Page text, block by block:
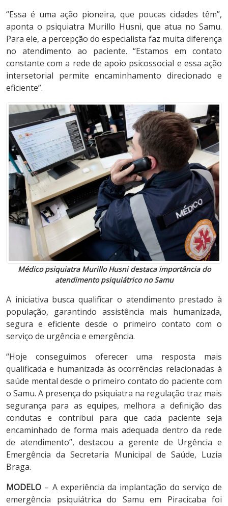
“Essa é uma ação pioneira, que poucas cidades têm”,
aponta o psiquiatra Murillo Husni, que atua no Samu.
Para ele, a percepção do especialista faz muita diferença
no atendimento ao paciente. “Estamos em contato
constante com a rede de apoio psicossocial e essa ação
intersetorial permite encaminhamento direcionado e
eficiente”.
Médico psiquiatra Murillo Husni destaca importância do
atendimento psiquiátrico no Samu
A iniciativa busca qualificar o atendimento prestado à
população, garantindo assistência mais humanizada,
segura e eficiente desde o primeiro contato com o
serviço de urgência e emergência.
“Hoje conseguimos oferecer uma resposta mais
qualificada e humanizada às ocorrências relacionadas à
saúde mental desde o primeiro contato do paciente com
o Samu. A presença do psiquiatra na regulação traz mais
segurança para as equipes, melhora a definição das
condutas e contribui para que cada paciente seja
encaminhado de forma mais adequada dentro da rede
de atendimento”, destacou a gerente de Urgência e
Emergência da Secretaria Municipal de Saúde, Luzia
Braga.
MODELO – A experiência da implantação do serviço de
emergência psiquiátrica do Samu em Piracicaba foi